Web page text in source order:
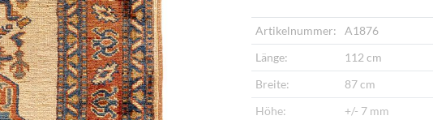
Artikelnummer:
A1876
Länge:
112 cm
Breite:
87 cm
Höhe:
+/- 7 mm